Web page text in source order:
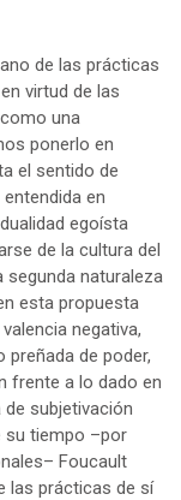
de las prácticas
virtud de las
una
ponerlo en
el sentido de
en
egoísta
de la cultura del
naturaleza
esta propuesta
negativa,
de poder,
frente a lo dado en
subjetivación
su tiempo –por
Foucault
las prácticas de sí